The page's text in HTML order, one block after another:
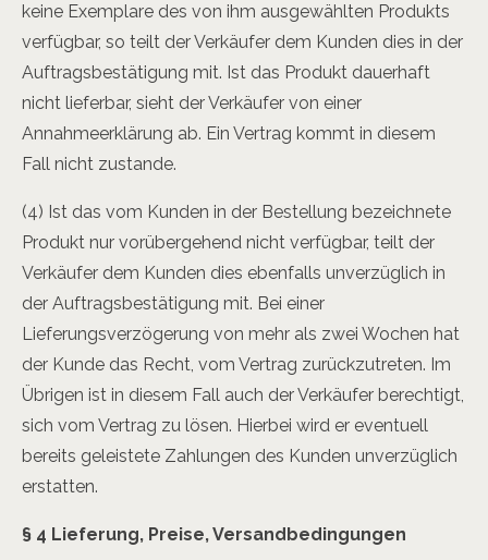
keine Exemplare des von ihm ausgewählten Produkts
verfügbar, so teilt der Verkäufer dem Kunden dies in der
Auftragsbestätigung mit. Ist das Produkt dauerhaft
nicht lieferbar, sieht der Verkäufer von einer
Annahmeerklärung ab. Ein Vertrag kommt in diesem
Fall nicht zustande.
(4) Ist das vom Kunden in der Bestellung bezeichnete
Produkt nur vorübergehend nicht verfügbar, teilt der
Verkäufer dem Kunden dies ebenfalls unverzüglich in
der Auftragsbestätigung mit. Bei einer
Lieferungsverzögerung von mehr als zwei Wochen hat
der Kunde das Recht, vom Vertrag zurückzutreten. Im
Übrigen ist in diesem Fall auch der Verkäufer berechtigt,
sich vom Vertrag zu lösen. Hierbei wird er eventuell
bereits geleistete Zahlungen des Kunden unverzüglich
erstatten.
§ 4 Lieferung, Preise, Versandbedingungen